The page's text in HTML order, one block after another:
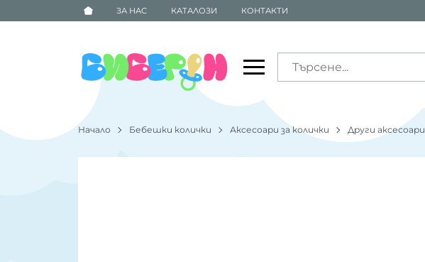
ЗА НАС КАТАЛОЗИ КОНТАКТИ
Начало Бебешки колички Аксесоари за колички Други аксесоари